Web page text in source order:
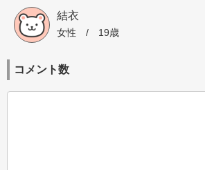
結衣
女性 / 19歳
コメント数